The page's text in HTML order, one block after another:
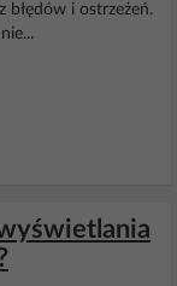
błędów i ostrzeżeń.